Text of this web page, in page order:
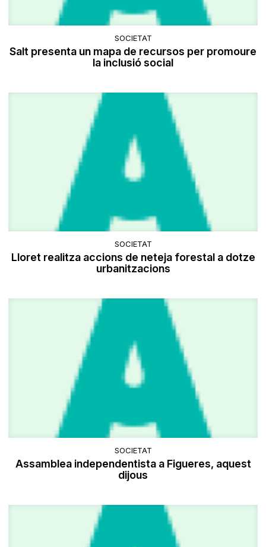
SOCIETAT
Salt presenta un mapa de recursos per promoure
la inclusió social
SOCIETAT
Lloret realitza accions de neteja forestal a dotze
urbanitzacions
SOCIETAT
Assamblea independentista a Figueres, aquest
dijous